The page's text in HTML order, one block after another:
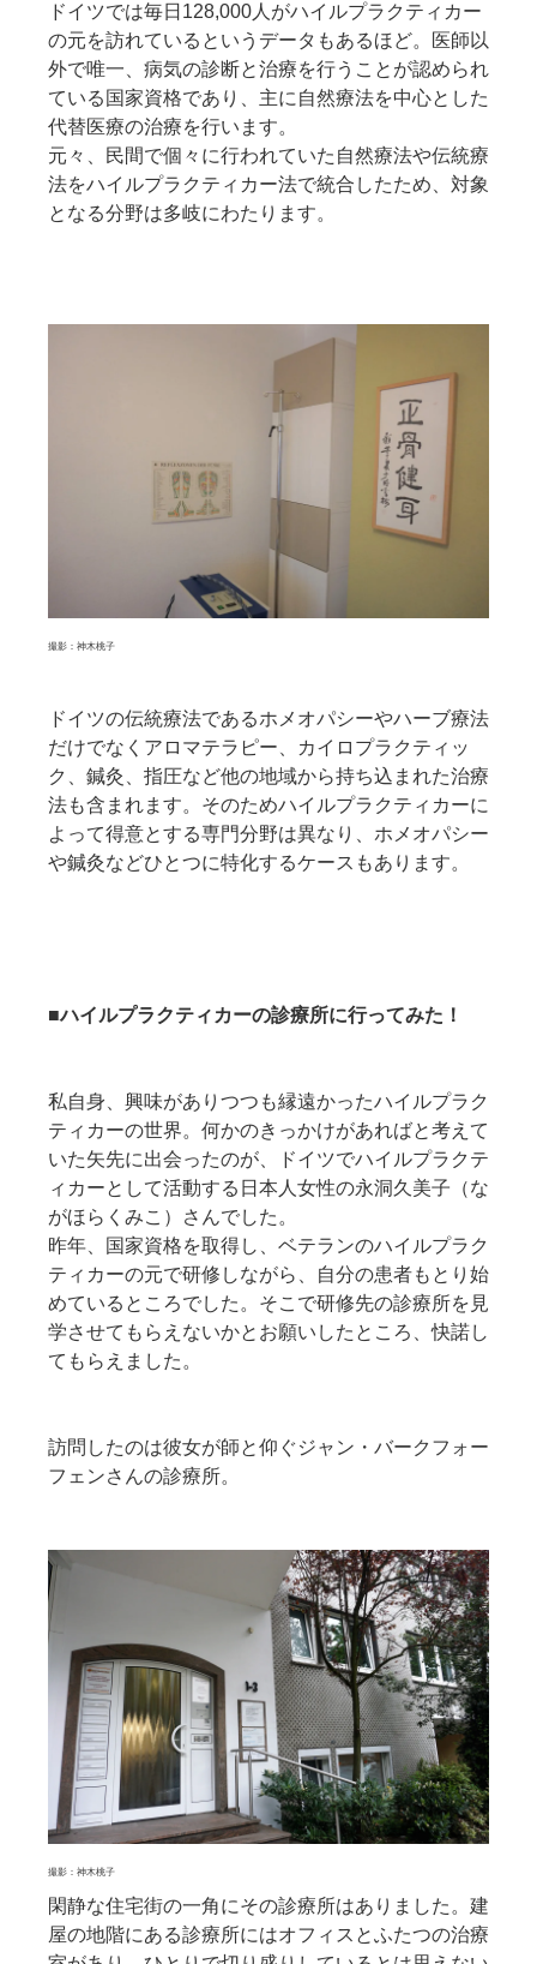
ドイツでは毎日128,000人がハイルプラクティカー
の元を訪れているというデータもあるほど。医師以
外で唯一、病気の診断と治療を行うことが認められ
ている国家資格であり、主に自然療法を中心とした
代替医療の治療を行います。
元々、民間で個々に行われていた自然療法や伝統療
法をハイルプラクティカー法で統合したため、対象
となる分野は多岐にわたります。
撮影：神木桃子
ドイツの伝統療法であるホメオパシーやハーブ療法
だけでなくアロマテラピー、カイロプラクティッ
ク、鍼灸、指圧など他の地域から持ち込まれた治療
法も含まれます。そのためハイルプラクティカーに
よって得意とする専門分野は異なり、ホメオパシー
や鍼灸などひとつに特化するケースもあります。
■ハイルプラクティカーの診療所に行ってみた！
私自身、興味がありつつも縁遠かったハイルプラク
ティカーの世界。何かのきっかけがあればと考えて
いた矢先に出会ったのが、ドイツでハイルプラクテ
ィカーとして活動する日本人女性の永洞久美子（な
がほらくみこ）さんでした。
昨年、国家資格を取得し、ベテランのハイルプラク
ティカーの元で研修しながら、自分の患者もとり始
めているところでした。そこで研修先の診療所を見
学させてもらえないかとお願いしたところ、快諾し
てもらえました。
訪問したのは彼女が師と仰ぐジャン・バークフォー
フェンさんの診療所。
撮影：神木桃子
閑静な住宅街の一角にその診療所はありました。建
屋の地階にある診療所にはオフィスとふたつの治療